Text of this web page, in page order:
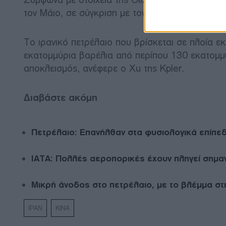
τον Μάιο, σε σύγκριση με τον μέσο όρο του
Το ιρανικό πετρέλαιο που βρίσκεται σε πλοία
εκατομμύρια βαρέλια από περίπου 130
αποκλεισμός, ανέφερε ο Xu της Kpler.
Διαβάστε ακόμη
Πετρέλαιο: Επανήλθαν στα φυσιολογικά
IATA: Πολλές αεροπορικές έχουν πληγεί
Μικρή άνοδος στο πετρέλαιο, με το βλέμμα
ΙΡΑΝ ΚΙΝΑ